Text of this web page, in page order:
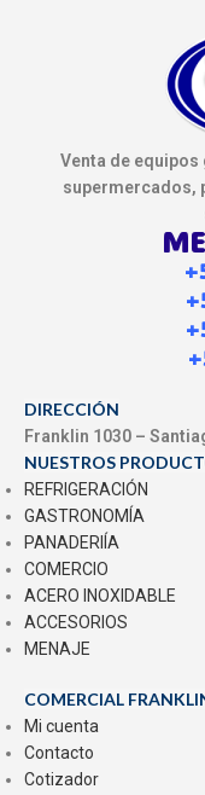
Venta de
supermercados,
DIRECCIÓN
Franklin 1030 –
NUESTROS
REFRIGERACIÓN
GASTRONOMÍA
PANADERIÍA
COMERCIO
ACERO INOXIDABLE
ACCESORIOS
MENAJE
COMERCIAL
Mi cuenta
Contacto
Cotizador